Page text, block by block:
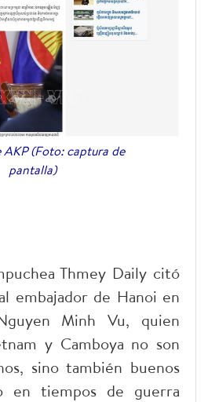
(Foto: captura de
pantalla)
Thmey Daily citó
embajador de Hanoi en
Minh Vu, quien
y Camboya no son
sino también buenos
en tiempos de guerra